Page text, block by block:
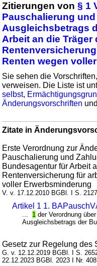
Zitierungen von§ 1
Pauschalierung
Ausgleichsbetrags
Arbeit an die Träger
Renten wegen
Sie sehen die
verweisen. Die Liste ist
selbst,
Änderungsvorschriften
Zitate in
Erste Verordnung zur
Pauschalierung und
Bundesagentur für Arbeit
Rentenversicherung für
voller Erwerbsminderung
V. v. 17.12.2010 BGBl. I S. 2127
Artikel 1 1.
... 1 der Verordnung
Ausgleichsbetrags der
Gesetz zur Regelung des
G. v. 12.12.2019 BGBl. I S.
22.12.2023 BGBl. 2023 I Nr. 408